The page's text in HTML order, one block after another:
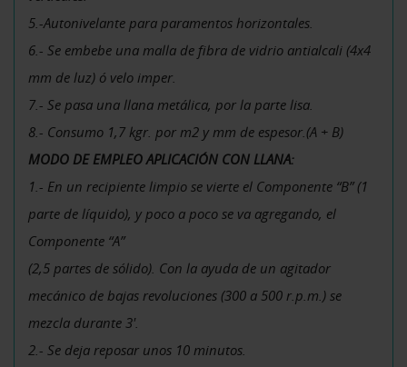
5.-Autonivelante para paramentos horizontales.
6.- Se embebe una malla de fibra de vidrio antialcali (4x4
mm de luz) ó velo imper.
7.- Se pasa una llana metálica, por la parte lisa.
8.- Consumo 1,7 kgr. por m2 y mm de espesor.(A + B)
MODO DE EMPLEO APLICACIÓN CON LLANA:
1.- En un recipiente limpio se vierte el Componente “B” (1
parte de líquido), y poco a poco se va agregando, el
Componente “A”
(2,5 partes de sólido). Con la ayuda de un agitador
mecánico de bajas revoluciones (300 a 500 r.p.m.) se
mezcla durante 3'.
2.- Se deja reposar unos 10 minutos.